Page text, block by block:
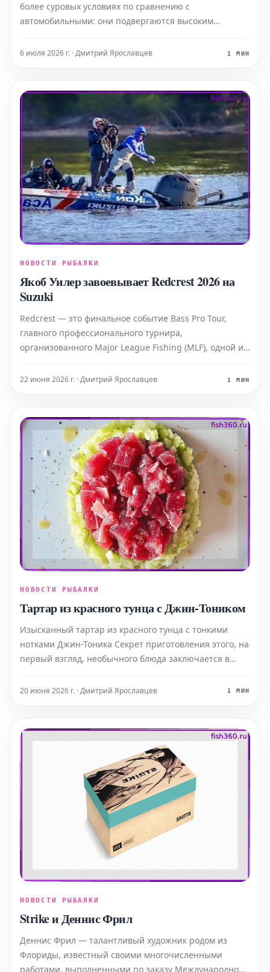
более суровых условиях по сравнению с
автомобильными: они подвергаются высоким
постоянно контактируют с водой и солью. Для
6 июля 2026 г. · Дмитрий Ярославцев 1 МИН
НОВОСТИ РЫБАЛКИ
Якоб Уилер завоевывает Redcrest 2026 на
Suzuki
Redcrest — это финальное событие Bass Pro Tour,
главного профессионального турнира,
организованного Major League Fishing (MLF), одной из
спортивной рыбалке по принципу «поймал-отпустил».
22 июня 2026 г. · Дмитрий Ярославцев 1 МИН
НОВОСТИ РЫБАЛКИ
Тартар из красного тунца с Джин-Тоником
Изысканный тартар из красного тунца с тонкими
нотками Джин-Тоника Секрет приготовления этого, на
первый взгляд, необычного блюда заключается в
ботанических ароматов джина, при этом не
20 июня 2026 г. · Дмитрий Ярославцев 1 МИН
НОВОСТИ РЫБАЛКИ
Strike и Деннис Фрил
Деннис Фрил — талантливый художник родом из
Флориды, известный своими многочисленными
работами, выполненными по заказу Международной